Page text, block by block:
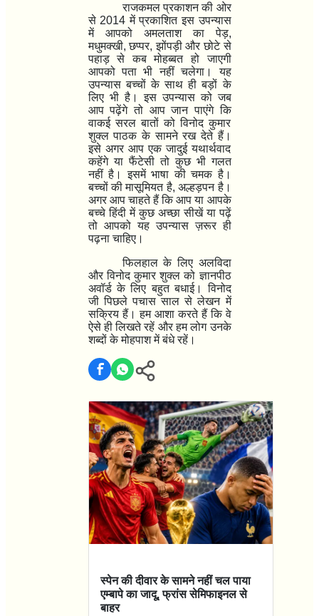
राजकमल प्रकाशन की ओर
से 2014में प्रकाशित इस उपन्यास
में आपको अमलताश का पेड़,
मधुमक्खी,छप्पर,झोंपड़ी और छोटे से
पहाड़ से कब मोहब्बत हो जाएगी
आपको पता भी नहीं चलेगा। यह
उपन्यास बच्चों के साथ ही बड़ों के
लिए भी है। इस उपन्यास को जब
आप पढ़ेंगे तो आप जान पाएंगे कि
वाकई सरल बातों को विनोद कुमार
शुक्ल पाठक के सामने रख देते हैं।
इसे अगर आप एक जादुई यथार्थवाद
कहेंगे या फैंटेसी तो कुछ भी गलत
नहीं है। इसमें भाषा की चमक है।
बच्चों की मासूमियत है,अल्हड़पन है।
अगर आप चाहते हैं कि आप या आपके
बच्चे हिंदी में कुछ अच्छा सीखें या पढ़ें
तो आपको यह उपन्यास ज़रूर ही
पढ़ना चाहिए।
फिलहाल के लिए अलविदा
और विनोद कुमार शुक्ल को ज्ञानपीठ
अवॉर्ड के लिए बहुत बधाई। विनोद
जी पिछले पचास साल से लेखन में
सक्रिय हैं। हम आशा करते हैं कि वे
ऐसे ही लिखते रहें और हम लोग उनके
शब्दों के मोहपाश में बंधे रहें।
स्पेन की दीवार के सामने नहीं चल पाया
एम्बापे का जादू, फ्रांस सेमिफाइनल से
बाहर